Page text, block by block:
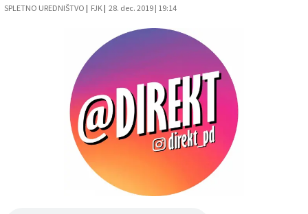
Uredništvo
SPLETNO UREDNIŠTVO | FJK | 28. dec. 2019 | 19:14